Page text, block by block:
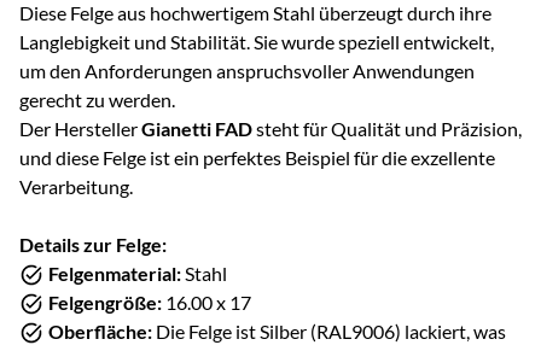
Diese Felge aus hochwertigem Stahl überzeugt durch ihre
Langlebigkeit und Stabilität. Sie wurde speziell entwickelt,
um den Anforderungen anspruchsvoller Anwendungen
gerecht zu werden.
Der HerstellerGianetti FADsteht für Qualität und Präzision,
und diese Felge ist ein perfektes Beispiel für die exzellente
Verarbeitung.
Details zur Felge:
Felgenmaterial:Stahl
Felgengröße: 16.00 x 17
Oberfläche: Die Felge ist Silber (RAL9006) lackiert, was